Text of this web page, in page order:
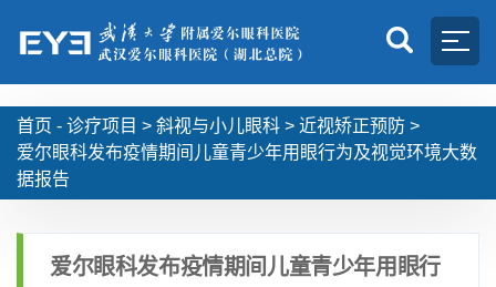
首页 - 诊疗项目 > 斜视与小儿眼科 > 近视矫正预防 >
爱尔眼科发布疫情期间儿童青少年用眼行为及视觉环境大数
据报告
爱尔眼科发布疫情期间儿童青少年用眼行